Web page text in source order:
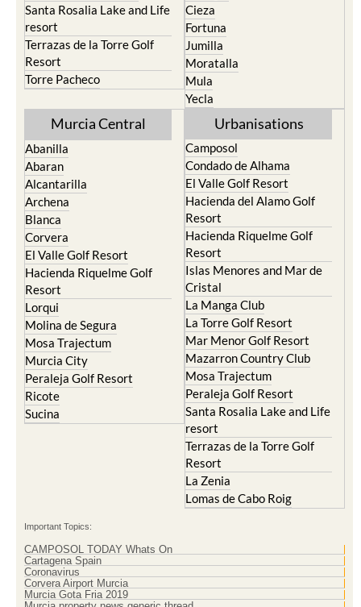
Santa Rosalia Lake and Life
resort
Terrazas de la Torre Golf
Resort
Torre Pacheco
Cieza
Fortuna
Jumilla
Moratalla
Mula
Yecla
Murcia Central
Abanilla
Abaran
Alcantarilla
Archena
Blanca
Corvera
El Valle Golf Resort
Hacienda Riquelme Golf
Resort
Lorqui
Molina de Segura
Mosa Trajectum
Murcia City
Peraleja Golf Resort
Ricote
Sucina
Urbanisations
Camposol
Condado de Alhama
El Valle Golf Resort
Hacienda del Alamo Golf
Resort
Hacienda Riquelme Golf
Resort
Islas Menores and Mar de
Cristal
La Manga Club
La Torre Golf Resort
Mar Menor Golf Resort
Mazarron Country Club
Mosa Trajectum
Peraleja Golf Resort
Santa Rosalia Lake and Life
resort
Terrazas de la Torre Golf
Resort
La Zenia
Lomas de Cabo Roig
Important Topics:
CAMPOSOL TODAY Whats On
Cartagena Spain
Coronavirus
Corvera Airport Murcia
Murcia Gota Fria 2019